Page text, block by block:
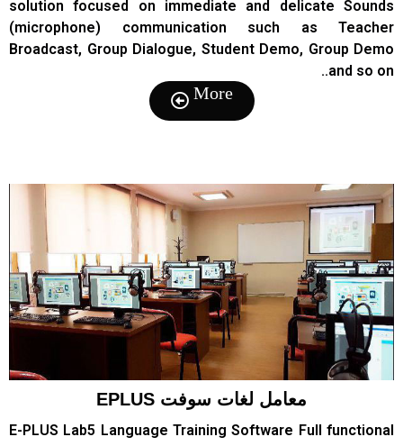
solution focused on immediate and delicate Sounds
(microphone) communication such as Teacher
Broadcast, Group Dialogue, Student Demo, Group Demo
and so on..
More
معامل لغات سوفت EPLUS
E-PLUS Lab5 Language Training Software Full functional